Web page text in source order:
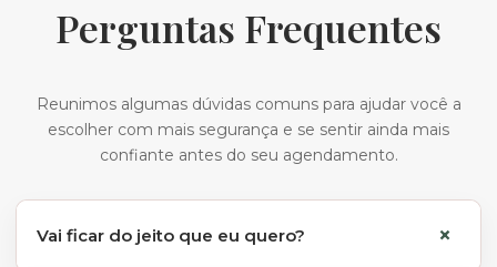
Perguntas Frequentes​
Reunimos algumas dúvidas comuns para ajudar você a
escolher com mais segurança e se sentir ainda mais
confiante antes do seu agendamento.
Vai ficar do jeito que eu quero? +